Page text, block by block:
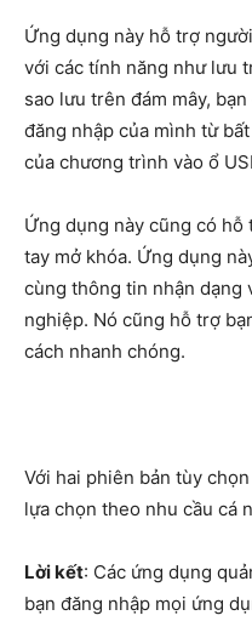
Ứng dụng này hỗ trợ
với các tính năng như lưu
sao lưu trên đám mây,
đăng nhập của mình từ
của chương trình vào ổ
Ứng dụng này cũng có
tay mở khóa. Ứng dụng
cùng thông tin nhận dạng
nghiệp. Nó cũng hỗ trợ
cách nhanh chóng.
Với hai phiên bản tùy
lựa chọn theo nhu cầu cá
Lời kết: Các ứng dụng
bạn đăng nhập mọi ứng